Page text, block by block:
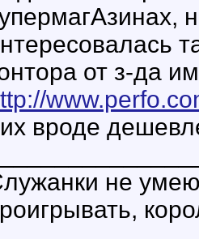
от з-да
вроде
не